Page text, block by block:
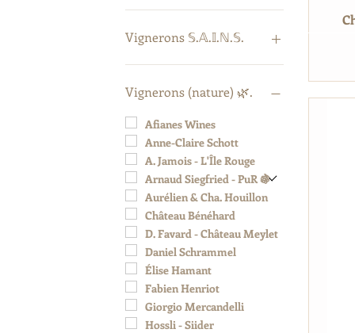
Autriche 🇦🇹
Espagne 🇪🇸
Alsace
Bordeaux
Champagne
Languedoc-Roussillon
Loire
Provence
Italie 🇮🇹
Grèce 🇬🇷
Suisse 🇨🇭
Argovie
Bern
Valais
Vaud
Vully
Vignerons 𝕊.𝔸.𝕀.ℕ.𝕊.
Alexandre Coulange
Catherine & Gilles Vergé
Francois Blanchard
Jean-Marc Dreyer
Jean-Marc Tard
Luc Lybaert - Lous Grezes
Massimiliano D'Addario
Maurizio Ferraro
Michaël Georget - Le Temps
Retrouvé
Olivier Cousin
Xavier Marchais
Vignerons (nature) 🌿.
Afianes Wines
Anne-Claire Schott
A. Jamois - L'Île Rouge
Arnaud Siegfried - PuR 🍇
Aurélien & Cha. Houillon
Château Bénéhard
D. Favard - Château Meylet
Daniel Schrammel
Élise Hamant
Fabien Henriot
Giorgio Mercandelli
Hossli - Siider